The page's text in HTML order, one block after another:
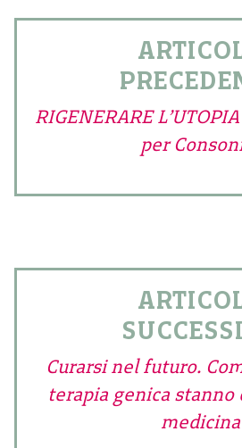
RIGENERARE
per
Curarsi nel futuro.
terapia genica stanno
medicina